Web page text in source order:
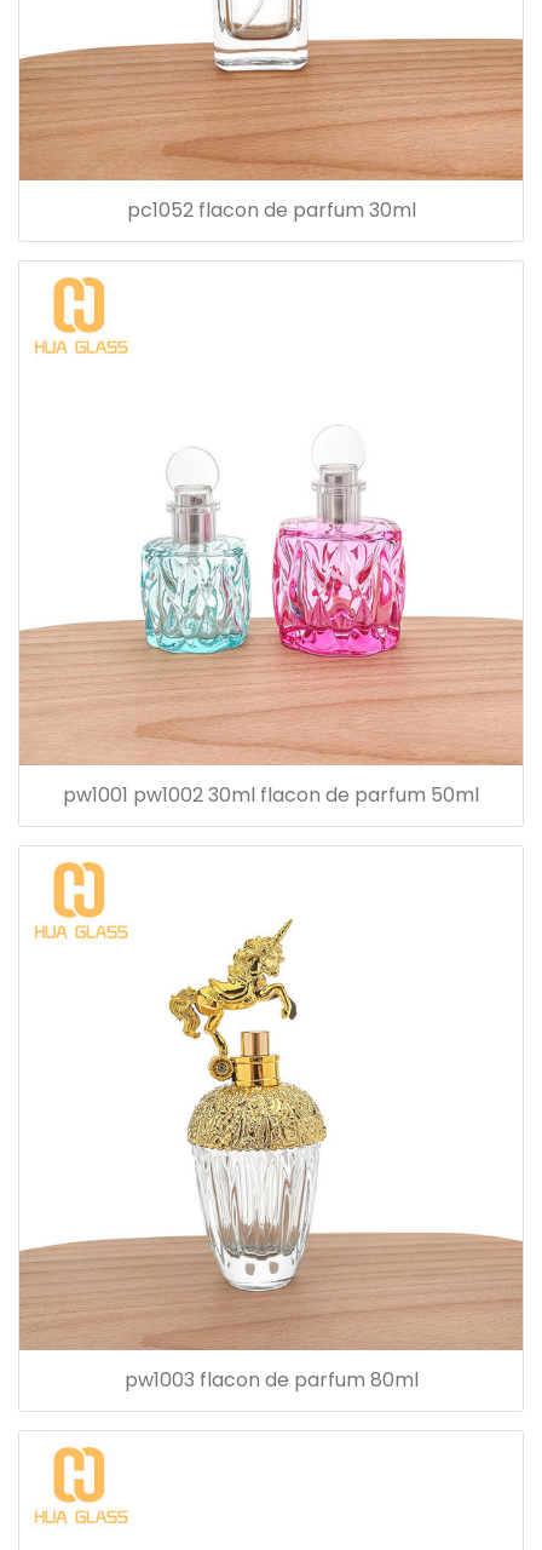
pc1052 flacon de parfum 30ml
pw1001 pw1002 30ml flacon de parfum 50ml
pw1003 flacon de parfum 80ml